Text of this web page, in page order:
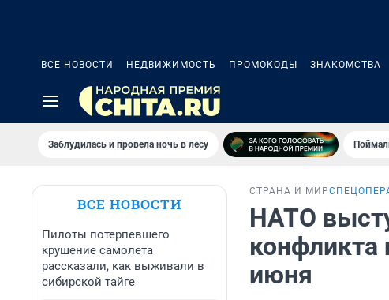
ВСЕ НОВОСТИ НЕДВИЖИМОСТЬ ПРОМОКОДЫ ЗНАКОМСТВА
Заблудилась и провела ночь в лесу
ВСЕ НОВОСТИ
Пилоты потерпевшего
крушение самолета
рассказали, как выживали в
сибирской тайге
СТРАНА И МИР
НАТО
конфликта
июня